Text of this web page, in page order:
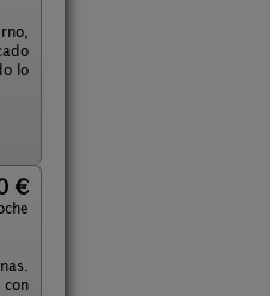
lo
€
con